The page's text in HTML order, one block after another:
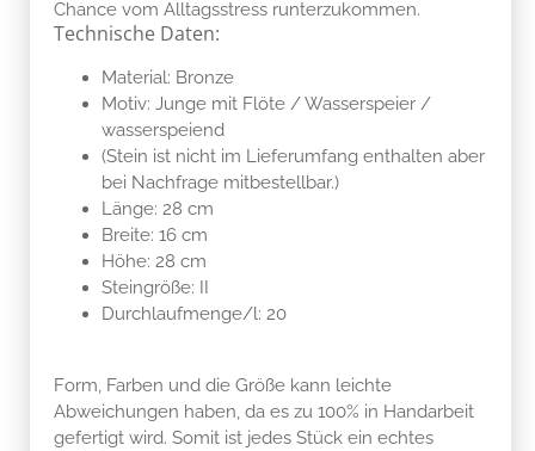
Chance vom Alltagsstress runterzukommen.
Technische Daten:
Material: Bronze
Motiv: Junge mit Flöte / Wasserspeier /
wasserspeiend
(Stein ist nicht im Lieferumfang enthalten aber
bei Nachfrage mitbestellbar.)
Länge: 28 cm
Breite: 16 cm
Höhe: 28 cm
Steingröße: II
Durchlaufmenge/l: 20
Form, Farben und die Größe kann leichte
Abweichungen haben, da es zu 100% in Handarbeit
gefertigt wird. Somit ist jedes Stück ein echtes